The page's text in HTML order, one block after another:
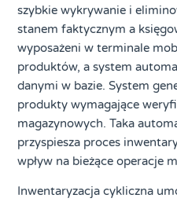
szybkie wykrywanie i
stanem faktycznym a
wyposażeni w terminale
produktów, a system
danymi w bazie. System
produkty wymagające
magazynowych. Taka
przyspiesza proces
wpływ na bieżące operacje
Inwentaryzacja cykliczna